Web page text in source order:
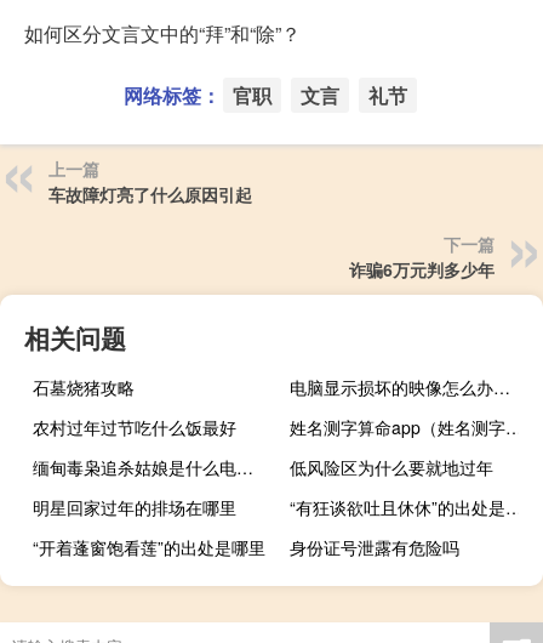
如何区分文言文中的“拜”和“除”？
网络标签： 官职 文言 礼节
上一篇
车故障灯亮了什么原因引起
下一篇
诈骗6万元判多少年
相关问题
石墓烧猪攻略
电脑显示损坏的映像怎么办（电脑显示损坏的映像）
农村过年过节吃什么饭最好
姓名测字算命app（姓名测字算命）
缅甸毒枭追杀姑娘是什么电视剧
低风险区为什么要就地过年
明星回家过年的排场在哪里
“有狂谈欲吐且休休”的出处是哪里
“开着蓬窗饱看莲”的出处是哪里
身份证号泄露有危险吗